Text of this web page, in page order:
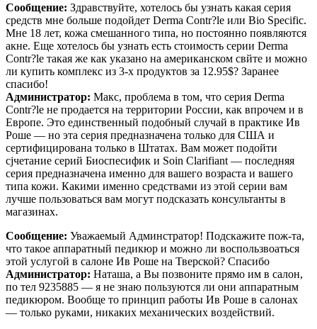
Сообщение: Здравствуйте, хотелось бы узнать какая серия
средств мне больше подойдет Derma Contr?le или Bio Specific.
Мне 18 лет, кожа смешанного типа, но постоянно появляются
акне. Еще хотелось бы узнать есть стоимость серии Derma
Contr?le такая же как указано на американском свйте и можно
ли купить комплекс из 3-х продуктов за 12.95$? Заранее
спасибо!
Администратор: Макс, проблема в том, что серия Derma
Contr?le не продается на территории России, как впрочем и в
Европе. Это единственный подобный случай в практике Ив
Роше — но эта серия предназначена только для США и
сертифицирована только в Штатах. Вам может подойти
сjчетание серий Биоспесифик и Soin Clarifiant — последняя
серия предназначена именно для вашего возраста и вашего
типа кожи. Какими именно средствами из этой серии вам
лучше пользоваться вам могут подсказать консультанты в
магазинах.
Сообщение: Уважаемый Админстратор! Подскажите пож-та,
что такое аппаратный педикюр и можно ли воспользвоаться
этой услугой в салоне Ив Роше на Тверской? Спасибо
Администратор: Наташа, а Вы позвоните прямо им в салон,
по тел 9235885 — я не знаю пользуются ли они аппаратным
педикюром. Вообще то принцип работы Ив Роше в салонах
— только руками, никаких механических воздействий.